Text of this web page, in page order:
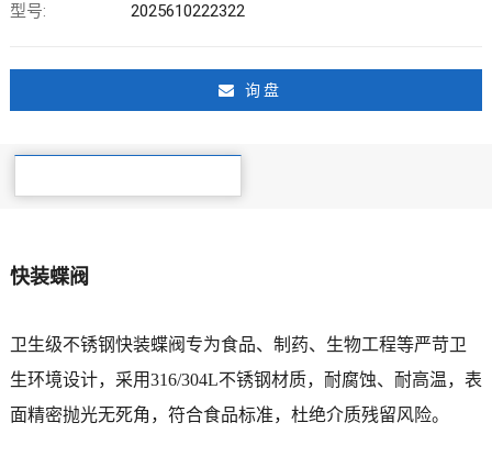
型号: 2025610222322
询 盘
快装蝶阀
卫生级不锈钢快装蝶阀专为食品、制药、生物工程等严苛卫
生环境设计，采用316/304L不锈钢材质，耐腐蚀、耐高温，表
面精密抛光无死角，符合食品标准，杜绝介质残留风险。